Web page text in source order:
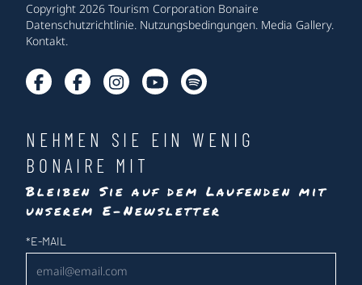
Copyright 2026 Tourism Corporation Bonaire
Datenschutzrichtlinie. Nutzungsbedingungen. Media Gallery.
Kontakt.
NEHMEN SIE EIN WENIG
BONAIRE MIT
Bleiben Sie auf dem Laufenden mit
unserem E-Newsletter
Newsletter
*E-MAIL